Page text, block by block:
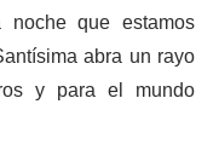
que estamos
abra un rayo
y para el mundo